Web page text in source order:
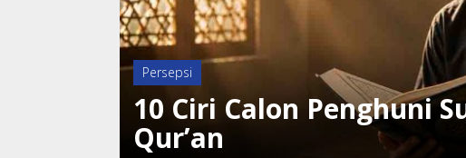
Persepsi
10 Ciri Calon Penghuni
Qur’an